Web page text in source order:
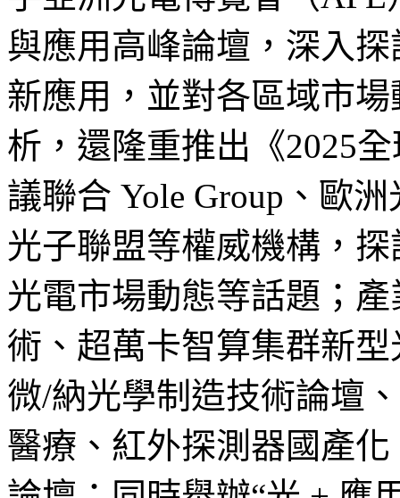
與應用高峰論壇，深入
新應用，並對各區域市
析，還隆重推出《2025
議聯合 Yole Group、歐
光子聯盟等權威機構，
光電市場動態等話題；
術、超萬卡智算集群新
微/納光學制造技術論壇
醫療、紅外探測器國產